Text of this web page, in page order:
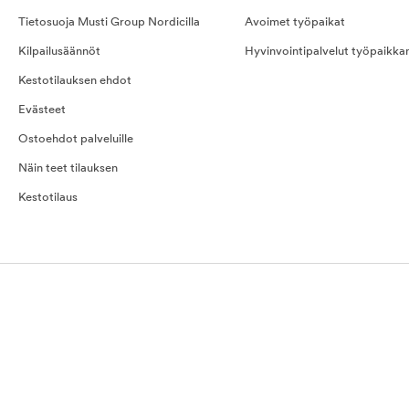
Tietosuoja Musti Group Nordicilla
Kilpailusäännöt
Kestotilauksen ehdot
Evästeet
Ostoehdot palveluille
Näin teet tilauksen
Kestotilaus
Avoimet työpaikat
Hyvinvointipalvelut